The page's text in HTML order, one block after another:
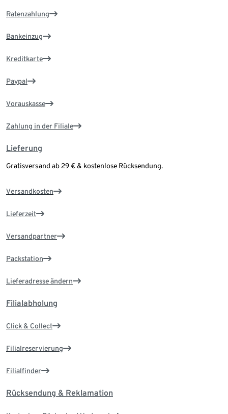
Ratenzahlung
Bankeinzug
Kreditkarte
Paypal
Vorauskasse
Zahlung in der Filiale
Lieferung
Gratisversand ab 29 € & kostenlose Rücksendung.
Versandkosten
Lieferzeit
Versandpartner
Packstation
Lieferadresse ändern
Filialabholung
Click & Collect
Filialreservierung
Filialfinder
Rücksendung & Reklamation